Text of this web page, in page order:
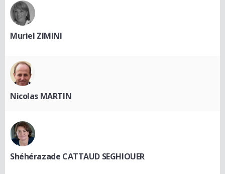
Muriel ZIMINI
Nicolas MARTIN
Shéhérazade CATTAUD SEGHIOUER